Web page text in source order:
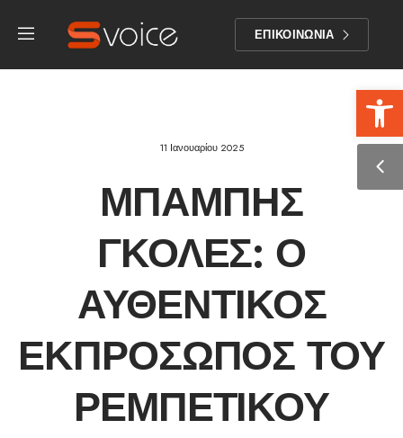
ΕΠΙΚΟΙΝΩΝΙΑ
11 Ιανουαρίου 2025
ΜΠΆΜΠΗΣ
ΓΚΟΛΈΣ: Ο
ΑΥΘΕΝΤΙΚΌΣ
ΕΚΠΡΌΣΩΠΟΣ ΤΟΥ
ΡΕΜΠΈΤΙΚΟΥ